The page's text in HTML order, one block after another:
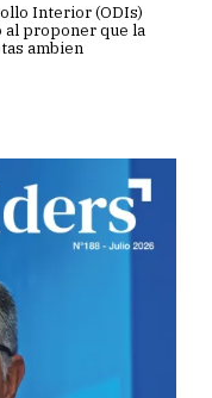
Interior (ODIs)
al proponer que la
ambien